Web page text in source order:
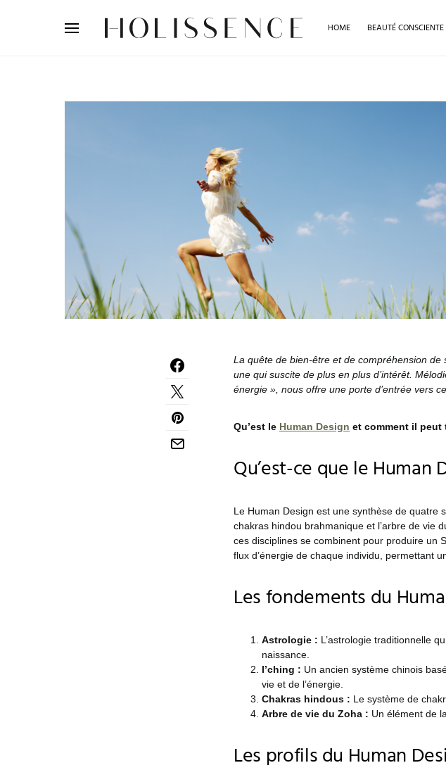
HOME BEAUTÉ CONSCIENTE
La quête de bien-être et de compréhension
une qui suscite de plus en plus d’intérêt.
énergie », nous offre une porte d’entrée vers
Qu’est le Human Design et comment il peut
Qu’est-ce que le Human
Le Human Design est une synthèse de quatre
chakras hindou brahmanique et l’arbre de vie
ces disciplines se combinent pour produire un
flux d’énergie de chaque individu, permettant
Les fondements du
Astrologie : L’astrologie traditionnelle
naissance.
I’ching : Un ancien système chinois
vie et de l’énergie.
Chakras hindous : Le système de
Arbre de vie du Zoha : Un élément de
Les profils du Human